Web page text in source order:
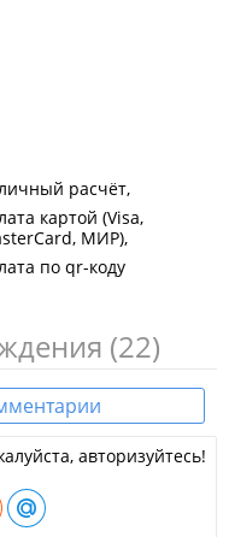
расчёт
картой (Visa,
МИР)
по qr-коду
(22)
авторизуйтесь!